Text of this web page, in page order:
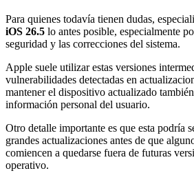
Para quienes todavía tienen dudas,
iOS 26.5 lo antes posible, especialmente
seguridad y las correcciones del sistema.
Apple suele utilizar estas versiones
vulnerabilidades detectadas en
mantener el dispositivo actualizado
información personal del usuario.
Otro detalle importante es que esta podría
grandes actualizaciones antes de que
comiencen a quedarse fuera de futuras
operativo.